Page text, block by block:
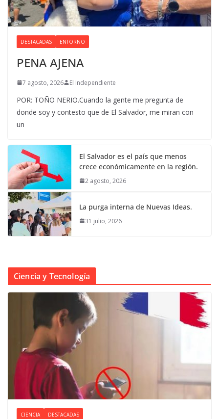
DESTACADAS ENTORNO
PENA AJENA
7 agosto, 2026 El Independiente
POR: TOÑO NERIO.Cuando la gente me pregunta de
donde soy y contesto que de El Salvador, me miran con
un
El Salvador es el país que menos
crece económicamente en la región.
2 agosto, 2026
La purga interna de Nuevas Ideas.
31 julio, 2026
Ciencia y Tecnología
CIENCIA DESTACADAS